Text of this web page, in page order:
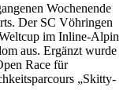
Wochenende
Der SC Vöhringen
im Inline-Alpin
aus. Ergänzt wurde
Race für
„Skitty-